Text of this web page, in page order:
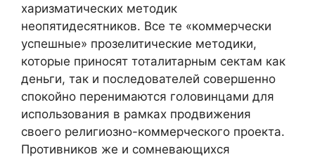
харизматических методик
неопятидесятников. Все те «коммерчески
успешные» прозелитические методики,
которые приносят тоталитарным сектам как
деньги, так и последователей совершенно
спокойно перенимаются головинцами для
использования в рамках продвижения
своего религиозно-коммерческого проекта.
Противников же и сомневающихся